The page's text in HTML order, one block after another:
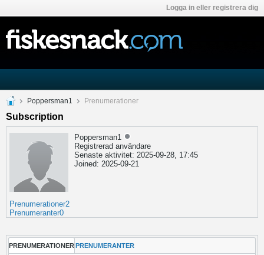
Logga in eller registrera dig
Poppersman1 Prenumerationer
Subscription
Poppersman1
Registrerad användare
Senaste aktivitet: 2025-09-28, 17:45
Joined: 2025-09-21
Prenumerationer2
Prenumeranter0
PRENUMERATIONER PRENUMERANTER